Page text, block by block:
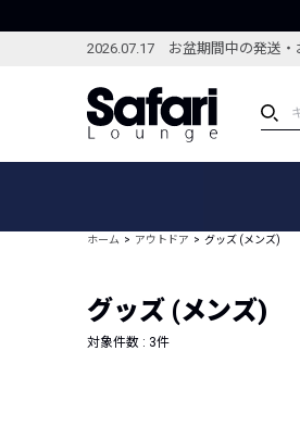
2026.07.17 お盆期間中の発送・
ブランドから探す
新着アイテム
編集部のおすすめアイテム
ホーム アウトドア グッズ (メンズ)
グッズ (メンズ)
対象件数 : 3件